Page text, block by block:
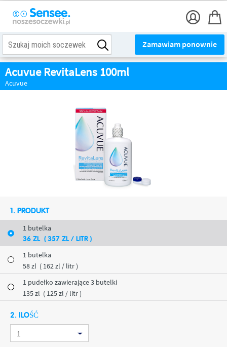
Zamawiam ponownie
Acuvue RevitaLens 100ml
Acuvue
1. PRODUKT
1 butelka
36 ZL ( 357 ZL / LITR )
1 butelka
58zl ( 162zl / litr )
1 pudełko zawierające 3 butelki
135zl ( 125zl / litr )
2. ILOŚĆ